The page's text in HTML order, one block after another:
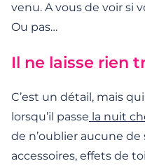
venu. A vous de voir si
Ou pas…
Il ne laisse rien
C’est un détail, mais
lorsqu’il passe la nuit
de n’oublier aucune de
accessoires, effets de